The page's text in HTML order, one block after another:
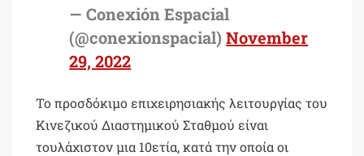
— Conexión Espacial
(@conexionspacial)November
29, 2022
Το προσδόκιμο επιχειρησιακής λειτουργίας του
Κινεζικού Διαστημικού Σταθμού είναι
τουλάχιστον μια 10ετία, κατά την οποία οι